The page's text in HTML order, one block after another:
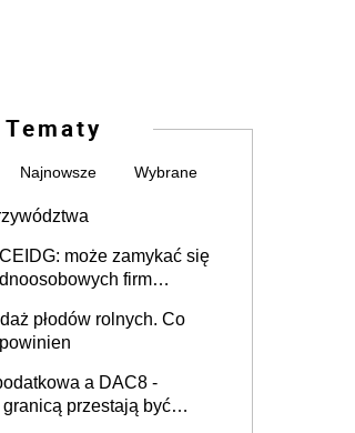
Tematy
Najnowsze Wybrane
może zamykać się
firm
płodów rolnych. Co
a DAC8 -
przestają być